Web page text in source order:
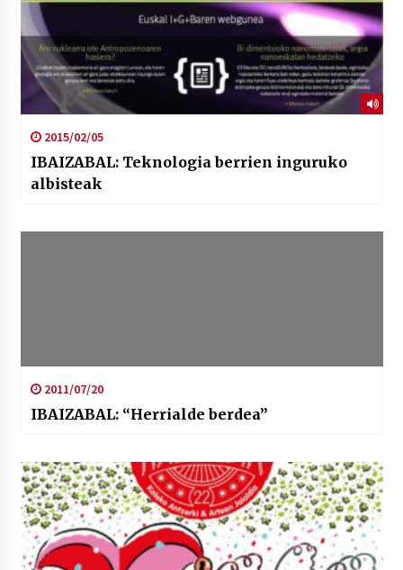
2015/02/05
IBAIZABAL: Teknologia berrien inguruko
albisteak
2011/07/20
IBAIZABAL: “Herrialde berdea”